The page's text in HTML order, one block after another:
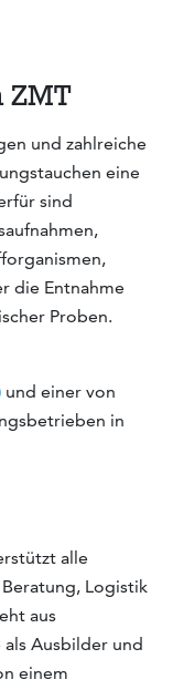
ZMT
und zahlreiche
eine
sind
die Entnahme
Proben.
und einer von
in
alle
Logistik
aus
Ausbilder und
einem